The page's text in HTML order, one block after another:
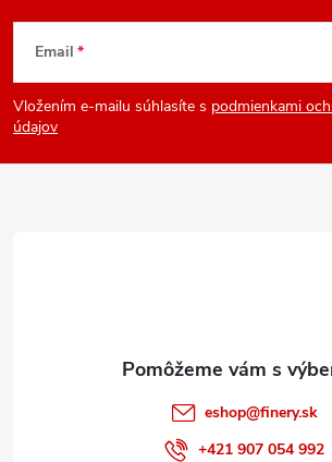
Z
á
p
Email
Vložením e-mailu súhlasíte s podmienkami
údajov
eshop@finery.sk
+421 907 054 992